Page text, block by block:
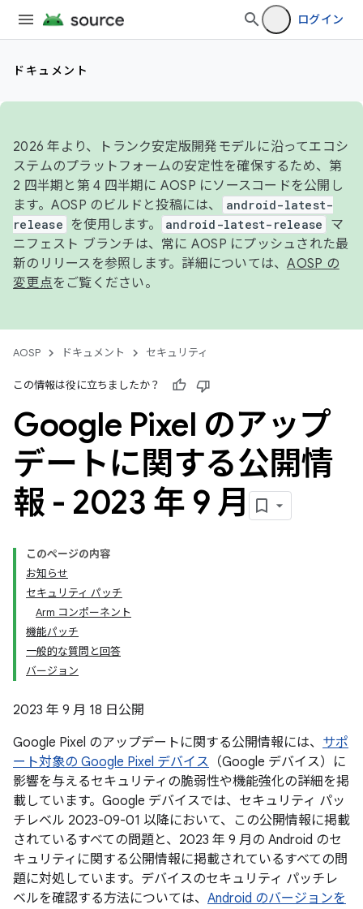
ログイン
ドキュメント
2026 年より、トランク安定版開発モデルに沿ってエコシ
ステムのプラットフォームの安定性を確保するため、第
2 四半期と第 4 四半期に AOSP にソースコードを公開し
ます。AOSP のビルドと投稿には、
android-latest-
release
を使用します。 android-latest-release
マ
ニフェスト ブランチは、常に AOSP にプッシュされた最
新のリリースを参照します。詳細については、AOSP の
変更点をご覧ください。
AOSP ドキュメント セキュリティ
この情報は役に立ちましたか？
Google Pixel のアップ
デートに関する公開情
報 - 2023 年 9 月
このページの内容
お知らせ
セキュリティ パッチ
Arm コンポーネント
機能パッチ
一般的な質問と回答
バージョン
2023 年 9 月 18 日公開
Google Pixel のアップデートに関する公開情報には、 サポ
ート対象の Google Pixel デバイス （Google デバイス）に
影響を与えるセキュリティの脆弱性や機能強化の詳細を掲
載しています。Google デバイスでは、セキュリティ パッ
チレベル 2023-09-01 以降において、この公開情報に掲載
されているすべての問題と、2023 年 9 月の Android のセ
キュリティに関する公開情報に掲載されているすべての問
題に対処しています。デバイスのセキュリティ パッチレ
ベルを確認する方法については、 Android のバージョンを